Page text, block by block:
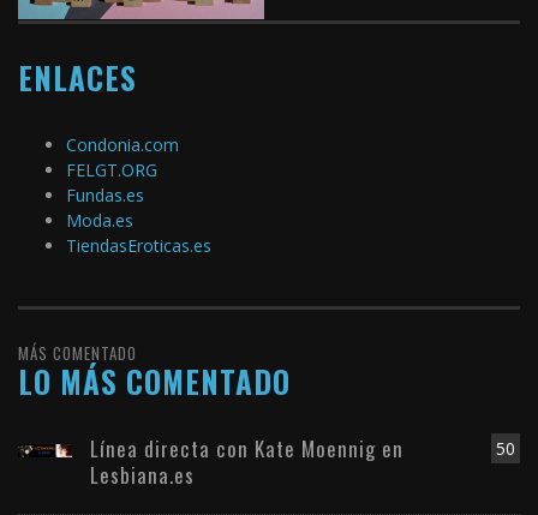
ENLACES
Condonia.com
FELGT.ORG
Fundas.es
Moda.es
TiendasEroticas.es
MÁS COMENTADO
LO MÁS COMENTADO
50
Línea directa con Kate Moennig en
Lesbiana.es